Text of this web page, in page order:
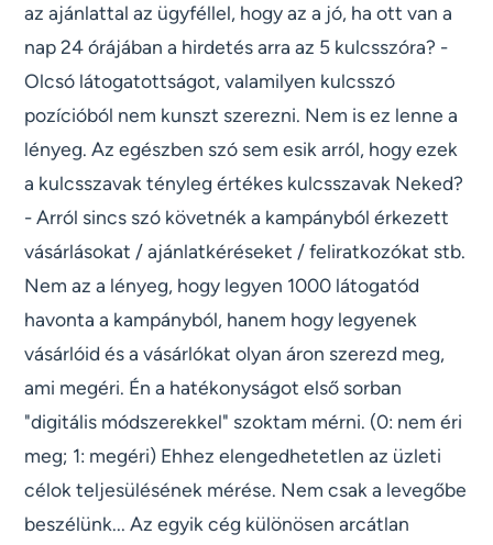
az ajánlattal az ügyféllel, hogy az a jó, ha ott van a
nap 24 órájában a hirdetés arra az 5 kulcsszóra? -
Olcsó látogatottságot, valamilyen kulcsszó
pozícióból nem kunszt szerezni. Nem is ez lenne a
lényeg. Az egészben szó sem esik arról, hogy ezek
a kulcsszavak tényleg értékes kulcsszavak Neked?
- Arról sincs szó követnék a kampányból érkezett
vásárlásokat / ajánlatkéréseket / feliratkozókat stb.
Nem az a lényeg, hogy legyen 1000 látogatód
havonta a kampányból, hanem hogy legyenek
vásárlóid és a vásárlókat olyan áron szerezd meg,
ami megéri. Én a hatékonyságot első sorban
"digitális módszerekkel" szoktam mérni. (0: nem éri
meg; 1: megéri) Ehhez elengedhetetlen az üzleti
célok teljesülésének mérése. Nem csak a levegőbe
beszélünk... Az egyik cég különösen arcátlan